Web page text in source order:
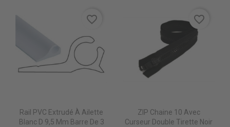
Rail PVC Extrudé À Ailette
Blanc D 9,5 Mm Barre De 3
favorite_border
ZIP Chaine 10 Avec
Curseur Double Tirette Noir
favorite_border